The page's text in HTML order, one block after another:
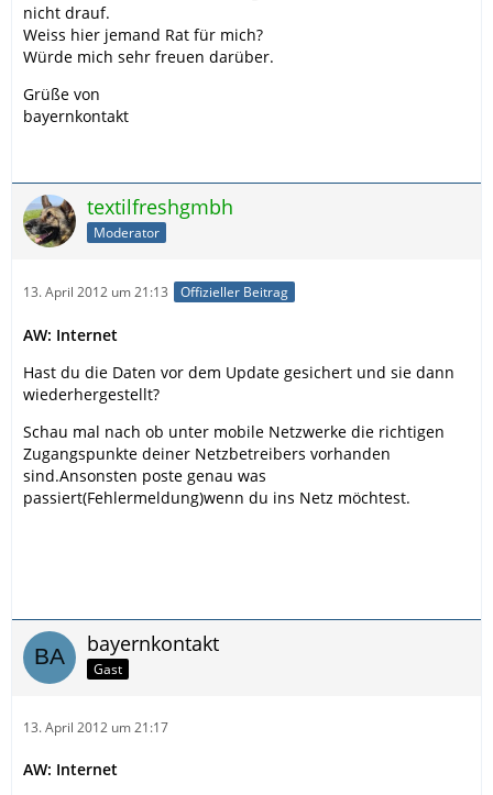
nicht drauf.
Weiss hier jemand Rat für mich?
Würde mich sehr freuen darüber.
Grüße von
bayernkontakt
textilfreshgmbh
Moderator
13. April 2012 um 21:13 Offizieller Beitrag
AW: Internet
Hast du die Daten vor dem Update gesichert und sie dann
wiederhergestellt?
Schau mal nach ob unter mobile Netzwerke die richtigen
Zugangspunkte deiner Netzbetreibers vorhanden
sind.Ansonsten poste genau was
passiert(Fehlermeldung)wenn du ins Netz möchtest.
bayernkontakt
Gast
13. April 2012 um 21:17
AW: Internet